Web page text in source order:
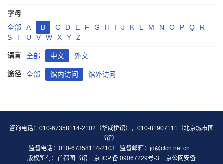
字母
全部
A B C D E F G H I J K L M N O P Q
R
S
T U V W X Y Z
语言 全部 中文 外文
途径 全部 馆内访问 馆外访问
咨询电话：010-67358114-2102（华威桥馆），010-81907111（北京城市图
书馆）
监督电话：010-67358114-2103
监督邮箱： jd@clcn.net.cn
版权所有：首都图书馆
京 ICP 备 09067229号-3
京公网安备